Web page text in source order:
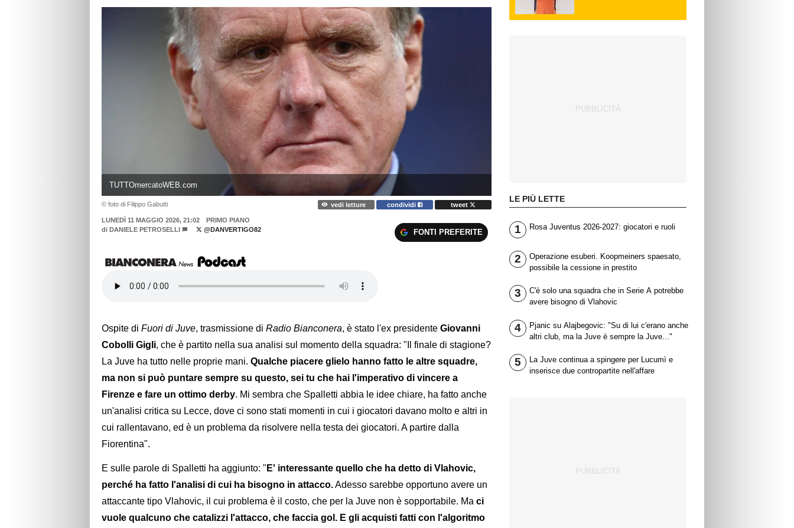
TUTTOmercatoWEB.com
© foto di Filippo Gabutti vedi letture condividi tweet
LUNEDÌ 11 MAGGIO 2026, 21:02
PRIMO PIANO
di DANIELE PETROSELLI @DANVERTIGO82 FONTI PREFERITE
Ospite di Fuori di Juve, trasmissione di Radio Bianconera, è stato l'ex presidente Giovanni
Cobolli Gigli, che è partito nella sua analisi sul momento della squadra: "Il finale di stagione?
La Juve ha tutto nelle proprie mani. Qualche piacere glielo hanno fatto le altre squadre,
ma non si può puntare sempre su questo, sei tu che hai l'imperativo di vincere a
Firenze e fare un ottimo derby. Mi sembra che Spalletti abbia le idee chiare, ha fatto anche
un'analisi critica su Lecce, dove ci sono stati momenti in cui i giocatori davano molto e altri in
cui rallentavano, ed è un problema da risolvere nella testa dei giocatori. A partire dalla
Fiorentina".
E sulle parole di Spalletti ha aggiunto: " E' interessante quello che ha detto di Vlahovic,
perché ha fatto l'analisi di cui ha bisogno in attacco.Adesso sarebbe opportuno avere un
attaccante tipo Vlahovic, il cui problema è il costo, che per la Juve non è sopportabile. Ma ci
vuole qualcuno che catalizzi l'attacco, che faccia gol. E gli acquisti fatti con l'algoritmo
LE PIÙ LETTE
1 Rosa Juventus 2026-2027: giocatori e ruoli
2
Operazione esuberi. Koopmeiners spaesato,
possibile la cessione in prestito
3
C'è solo una squadra che in Serie A potrebbe
avere bisogno di Vlahovic
4
Pjanic su Alajbegovic: "Su di lui c'erano anche
altri club, ma la Juve è sempre la Juve..."
5
La Juve continua a spingere per Lucumì e
inserisce due contropartite nell'affare